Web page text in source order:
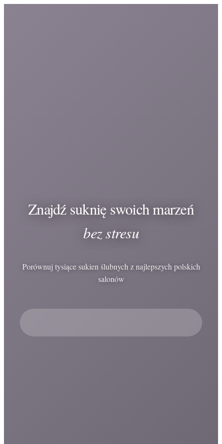
Znajdź suknię swoich marzeń
bez stresu
Porównuj tysiące sukien ślubnych z najlepszych polskich
salonów